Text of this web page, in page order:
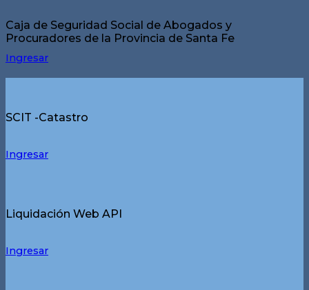
Caja de Seguridad Social de Abogados y
Procuradores de la Provincia de Santa Fe
Ingresar
SCIT -Catastro
Ingresar
Liquidación Web API
Ingresar